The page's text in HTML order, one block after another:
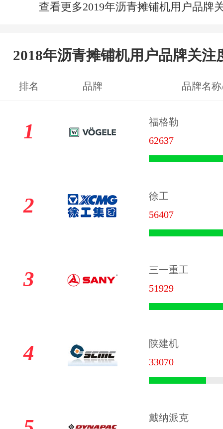
查看更多2019年沥青摊铺机用户品牌
2018年沥青摊铺机用户品牌关注
排名 品牌 品牌名
1
福格勒
62637
2
徐工
56407
3
三一重工
51929
4
陕建机
33070
戴纳派克